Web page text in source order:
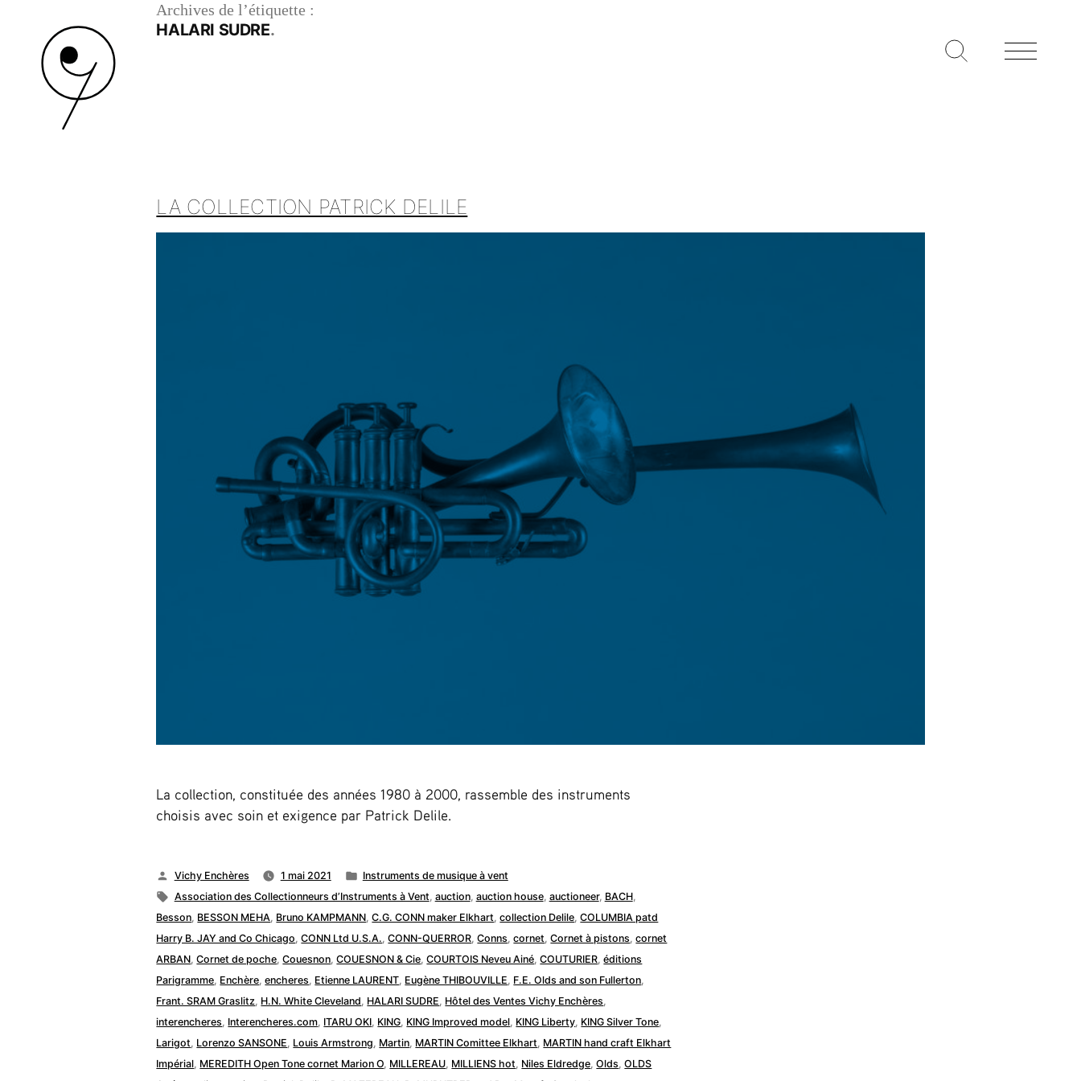
Archives de l’étiquette :
HALARI SUDRE
LA COLLECTION PATRICK DELILE
La collection, constituée des années 1980 à 2000, rassemble des instruments
choisis avec soin et exigence par Patrick Delile.
Publié
par
Vichy Enchères 1 mai 2021
Publié
dans
Instruments de musique à vent
Étiquettes :
Association des Collectionneurs d’Instruments à Vent auction, auction house, auctioneer, BACH,
Besson BESSON MEHA Bruno KAMPMANN ,C.G. CONN maker Elkhart ,collection Delile ,COLUMBIA patd
Harry B. JAY and Co Chicago ,CONN Ltd U.S.A. ,CONN-QUERROR ,Conns ,cornet ,Cornet à pistons ,cornet
ARBAN ,Cornet de poche ,Couesnon ,COUESNON & Cie ,COURTOIS Neveu Ainé ,COUTURIER ,éditions
Parigramme Enchère ,encheres Etienne LAURENT Eugène THIBOUVILLE F.E. Olds and son Fullerton
Frant. SRAM Graslitz H.N. White Cleveland HALARI SUDRE Hôtel des Ventes Vichy Enchères
interencheres Interencheres.com ITARU OKI KING KING Improved model KING Liberty KING Silver Tone
Larigot Lorenzo SANSONE Louis Armstrong Martin MARTIN Comittee Elkhart MARTIN hand craft Elkhart
Impérial MEREDITH Open Tone cornet Marion O MILLEREAU MILLIENS hot Niles Eldredge ,Olds ,OLDS